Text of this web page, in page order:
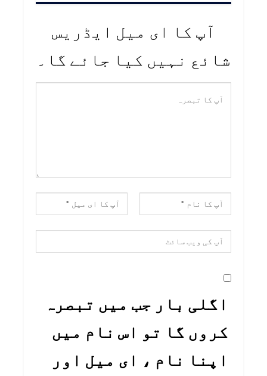
آپ کا ای میل ایڈریس
شائع نہیں کیا جائے گا۔
اگلی بار جب میں تبصرہ
کروں گا تو اس نام میں
اپنا نام ، ای میل اور